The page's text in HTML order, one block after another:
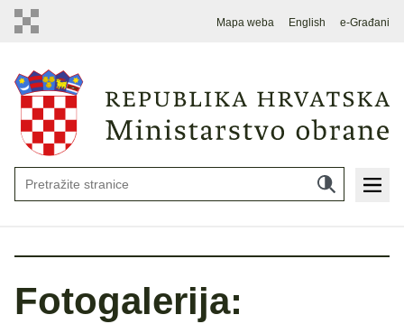
Mapa weba English e-Građani
Fotogalerija: